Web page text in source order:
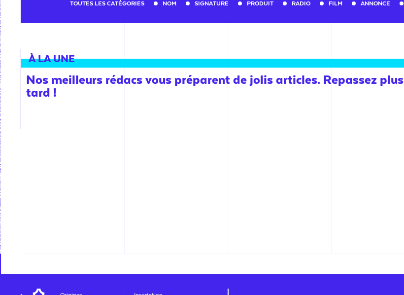
TOUTES LES CATÉGORIES NOM SIGNATURE PRODUIT RADIO FILM ANNONCE
À LA UNE
Nos meilleurs rédacs vous préparent de jolis articles. Repassez plus
tard !